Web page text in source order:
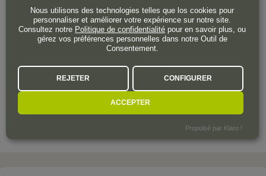
Le coup de cœur de...
ISABEL LEÓN SÁNCHEZ- BEATO
SÉLECTION ET VENTE
Un fan inconditionnel. Sucré, charnu, corsé,
aux tanins soyeux… Accompagné d’une
bonne viande grasse, vous atteindrez le
Nous utilisons des technologies telles que los cookies pour
personnaliser et améliorer votre expérience sur notre site.
Consultez notre Politique de confidentialité pour en savoir plus, ou
gérez vos préférences personnelles dans notre Outil de
Consentement.
REJETER CONFIGURER
ACCEPTER
Propulsé par Klaro !